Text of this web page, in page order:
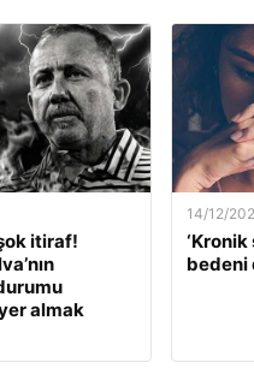
itiraf!
almak
14/12/
‘Kronik
bedeni